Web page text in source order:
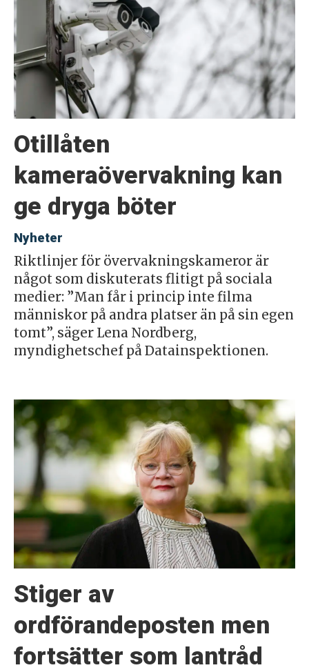
Otillåten
kameraövervakning kan
ge dryga böter
Nyheter
Riktlinjer för övervakningskameror är
något som diskuterats flitigt på sociala
medier: ”Man får i princip inte filma
människor på andra platser än på sin egen
tomt”, säger Lena Nordberg,
myndighetschef på Datainspektionen.
Stiger av
ordförandeposten men
fortsätter som lantråd